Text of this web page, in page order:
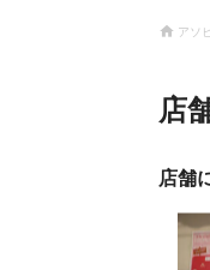
アソ
店
店舗